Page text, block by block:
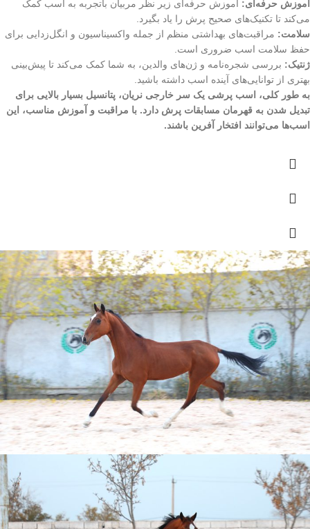
آموزش حرفه‌ای: آموزش حرفه‌ای زیر نظر مربیان باتجربه به اسب کمک
می‌کند تا تکنیک‌های صحیح پرش را یاد بگیرد.
سلامت: مراقبت‌های بهداشتی منظم از جمله واکسیناسیون و انگل‌زدایی برای
حفظ سلامت اسب ضروری است.
ژنتیک: بررسی شجره‌نامه و ژن‌های والدین، به شما کمک می‌کند تا پیش‌بینی
بهتری از توانایی‌های آینده اسب داشته باشید.
به طور کلی، اسب پرشی یک سر خارجی نریان، پتانسیل بسیار بالایی برای
تبدیل شدن به قهرمان مسابقات پرش دارد. با مراقبت و آموزش مناسب، این
اسب‌ها می‌توانند افتخار آفرین باشند.